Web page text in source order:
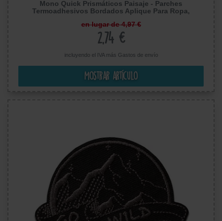
Mono Quick Prismáticos Paisaje - Parches
Termoadhesivos Bordados Aplique Para Ropa,
en lugar de 4,97 €
2,74 €
incluyendo el IVA más Gastos de envío
Mostrar artículo